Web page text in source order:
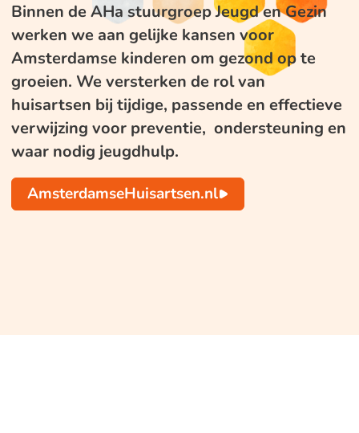
Binnen de AHa stuurgroep Jeugd en Gezin
werken we aan gelijke kansen voor
Amsterdamse kinderen om gezond op te
groeien. We versterken de rol van
huisartsen bij tijdige, passende en effectieve
verwijzing voor preventie, ondersteuning en
waar nodig jeugdhulp.
AmsterdamseHuisartsen.nl